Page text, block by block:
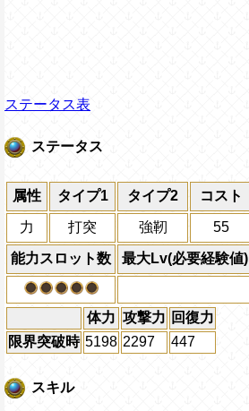
ステータス表
ステータス
属性 タイプ1 タイプ2 コスト
力 打突 強靭 55
能力スロット数 最大Lv(必要経験値)
体力 攻撃力 回復力
限界突破時 5198 2297 447
スキル